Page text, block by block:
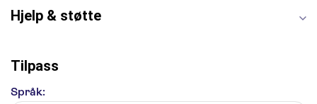
Hjelp & støtte
Tilpass
Språk: